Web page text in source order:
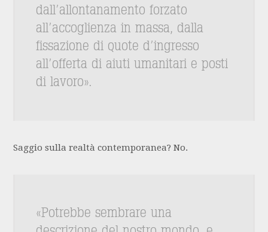
dall’allontanamento forzato
all’accoglienza in massa, dalla
fissazione di quote d’ingresso
all’offerta di aiuti umanitari e posti
di lavoro».
Saggio sulla realtà contemporanea? No.
«Potrebbe sembrare una